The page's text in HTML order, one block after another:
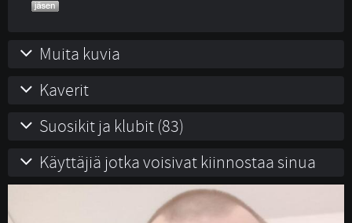
Muita kuvia
Kaverit
Suosikit ja klubit (83)
Käyttäjiä jotka voisivat kiinnostaa sinua